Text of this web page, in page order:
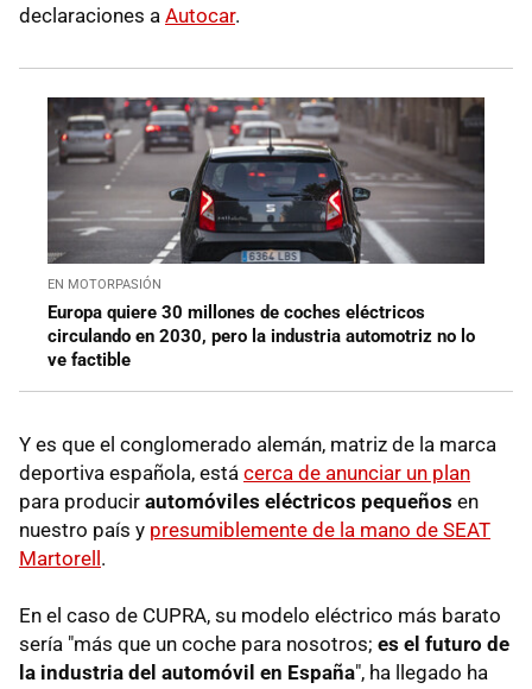
declaraciones a Autocar.
EN MOTORPASIÓN
Europa quiere 30 millones de coches eléctricos
circulando en 2030, pero la industria automotriz no lo
ve factible
Y es que el conglomerado alemán, matriz de la marca
deportiva española, está cerca de anunciar un plan
para producir automóviles eléctricos pequeños en
nuestro país y presumiblemente de la mano de SEAT
Martorell.
En el caso de CUPRA, su modelo eléctrico más barato
sería "más que un coche para nosotros; es el futuro de
la industria del automóvil en España", ha llegado ha